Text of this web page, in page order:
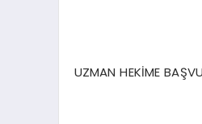
UZMAN HEKİME